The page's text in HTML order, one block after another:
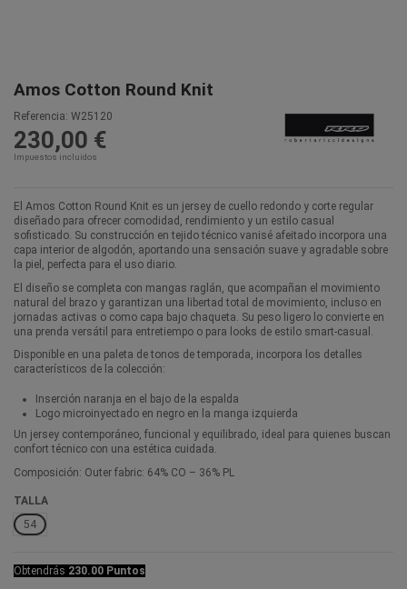
Amos Cotton Round Knit
Referencia: W25120
230,00 €
Impuestos incluidos
El Amos Cotton Round Knit es un jersey de cuello redondo y corte regular
diseñado para ofrecer comodidad, rendimiento y un estilo casual
sofisticado. Su construcción en tejido técnico vanisé afeitado incorpora una
capa interior de algodón, aportando una sensación suave y agradable sobre
la piel, perfecta para el uso diario.
El diseño se completa con mangas raglán, que acompañan el movimiento
natural del brazo y garantizan una libertad total de movimiento, incluso en
jornadas activas o como capa bajo chaqueta. Su peso ligero lo convierte en
una prenda versátil para entretiempo o para looks de estilo smart-casual.
Disponible en una paleta de tonos de temporada, incorpora los detalles
característicos de la colección:
Inserción naranja en el bajo de la espalda
Logo microinyectado en negro en la manga izquierda
Un jersey contemporáneo, funcional y equilibrado, ideal para quienes buscan
confort técnico con una estética cuidada.
Composición: Outer fabric: 64% CO – 36% PL
TALLA
54
Obtendrás 230.00 Puntos